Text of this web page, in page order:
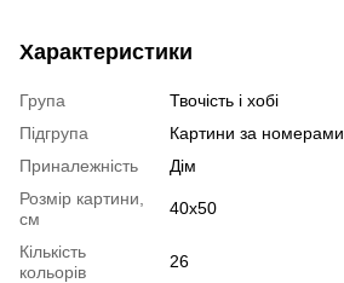
Характеристики
Група
Твочість і хобі
Підгрупа
Картини за номерами
Приналежність
Дім
Розмір картини,
см
40х50
Кількість
кольорів
26